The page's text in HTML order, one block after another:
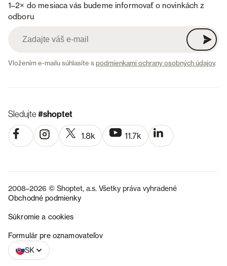
1–2× do mesiaca vás budeme informovať o novinkách z
odboru
Vložením e-mailu súhlasíte spodmienkami ochrany osobných údajov.
Sledujte#shoptet
1.8k 11.7k
2008–2026 © Shoptet, a.s. Všetky práva vyhradené
Obchodné podmienky
Súkromie a cookies
Formulár pre oznamovateľov
SK